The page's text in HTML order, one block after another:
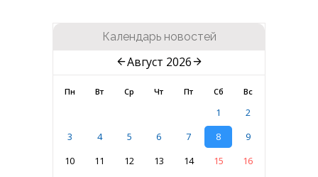
Календарь новостей
Август 2026
Пн Вт Ср Чт Пт Сб Вс
1
2
3
4 5 6 7 8
9
10
11 12 13 14 15
16